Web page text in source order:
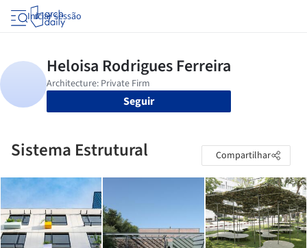
Iniciar sessão
Seguir
Sistema Estrutural Compartilhar